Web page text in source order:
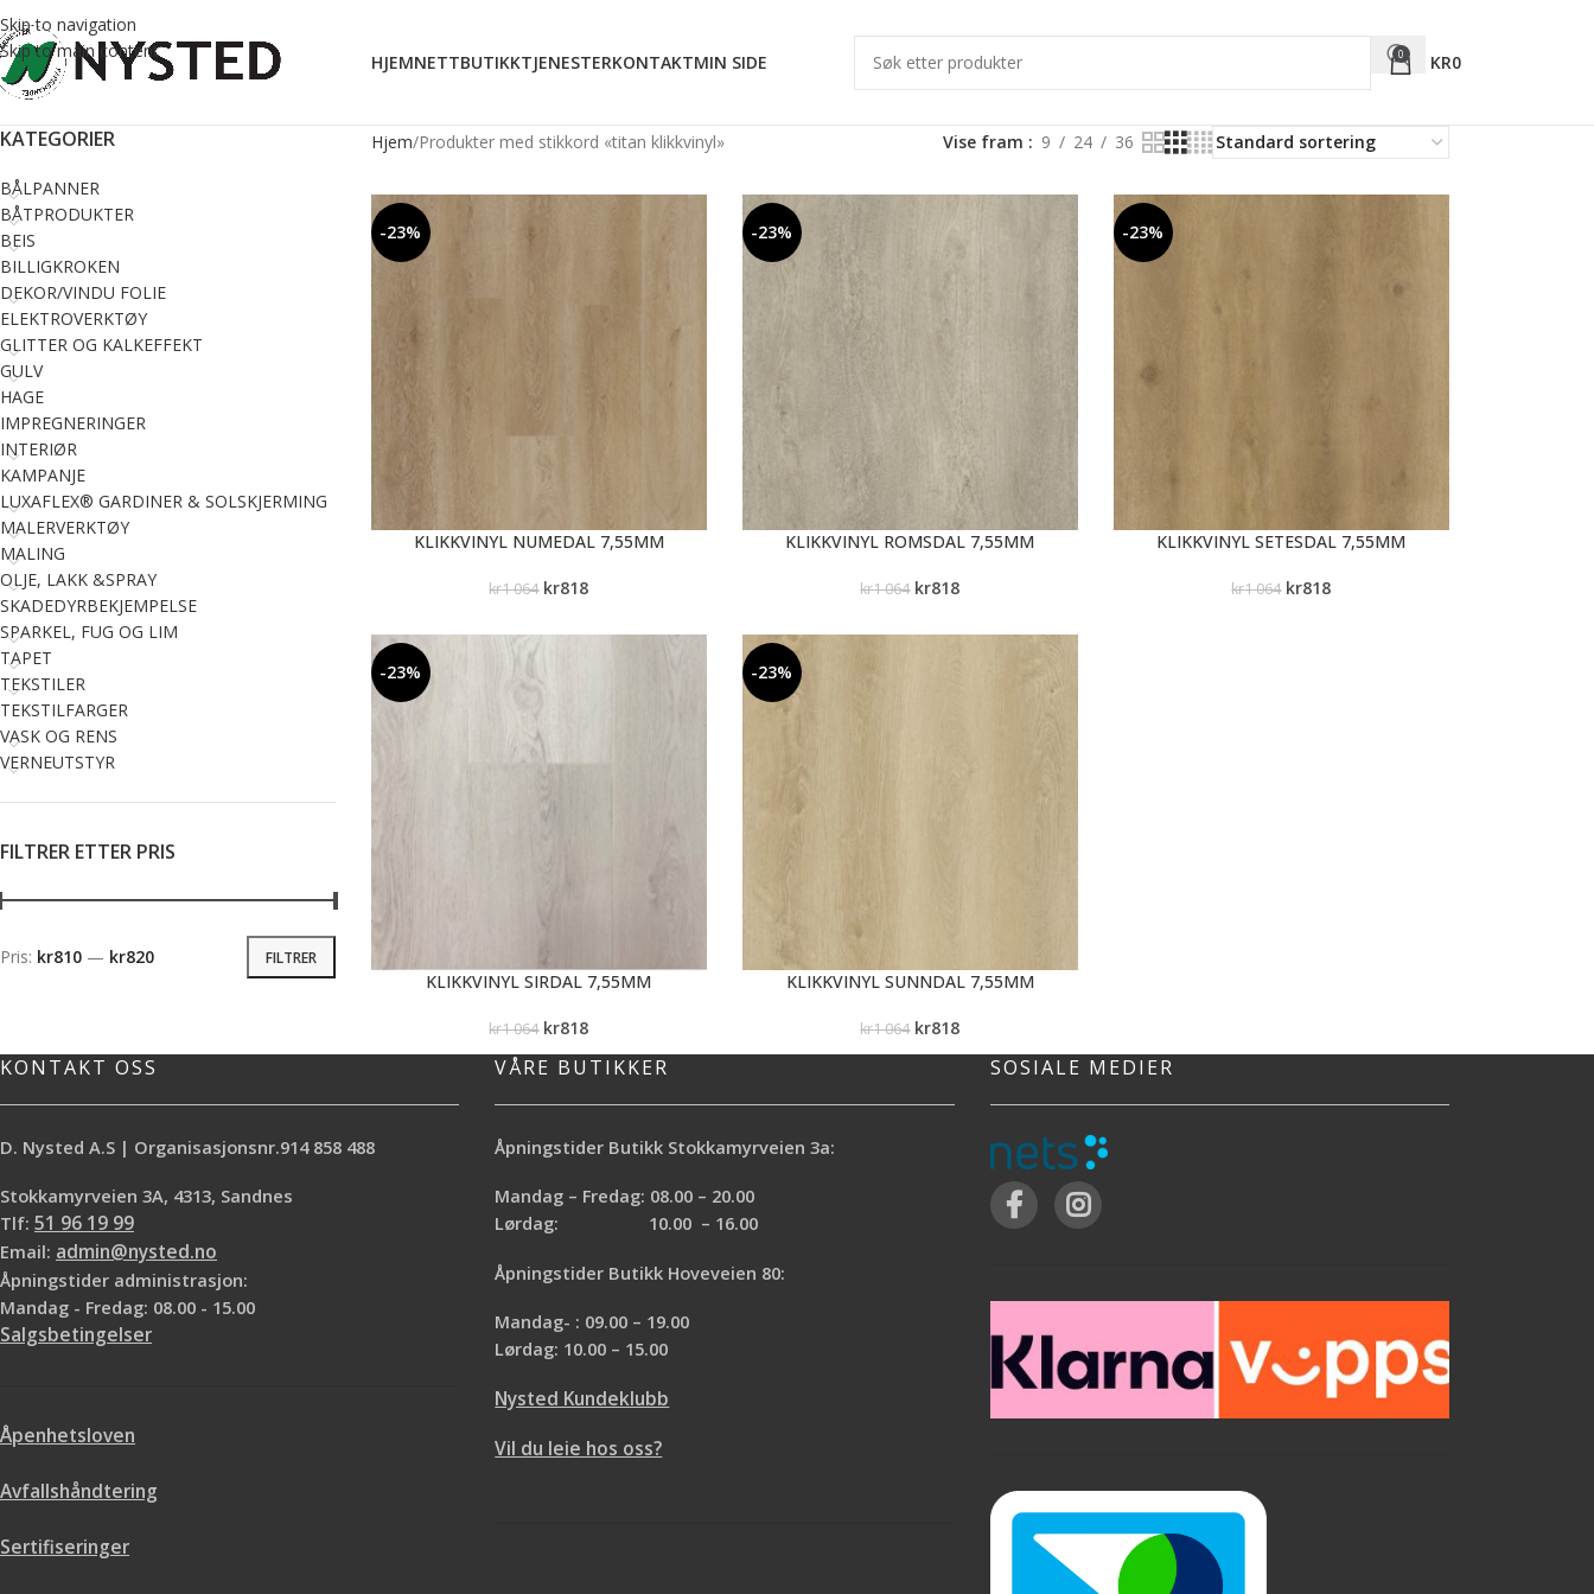
Skip to navigation
Skip to main content
HJEMNETTBUTIKKTJENESTERKONTAKTMIN SIDE 0 KR0
KATEGORIER
BÅLPANNER
BÅTPRODUKTER
BEIS
BILLIGKROKEN
DEKOR/VINDU FOLIE
ELEKTROVERKTØY
GLITTER OG KALKEFFEKT
GULV
HAGE
IMPREGNERINGER
INTERIØR
KAMPANJE
LUXAFLEX® GARDINER & SOLSKJERMING
MALERVERKTØY
MALING
OLJE, LAKK &SPRAY
SKADEDYRBEKJEMPELSE
SPARKEL, FUG OG LIM
TAPET
TEKSTILER
TEKSTILFARGER
VASK OG RENS
VERNEUTSTYR
FILTRER ETTER PRIS
FILTRER
Pris: kr810 — kr820
Hjem Produkter med stikkord «titan klikkvinyl» Vise fram 9 24 36
-23%
KLIKKVINYL NUMEDAL 7,55MM
kr1 064 kr818
-23%
KLIKKVINYL ROMSDAL 7,55MM
kr1 064 kr818
-23%
KLIKKVINYL SETESDAL 7,55MM
kr1 064 kr818
-23%
KLIKKVINYL SIRDAL 7,55MM
kr1 064 kr818
-23%
KLIKKVINYL SUNNDAL 7,55MM
kr1 064 kr818
KONTAKT OSS
D. Nysted A.S | Organisasjonsnr.914 858 488
Stokkamyrveien 3A, 4313, Sandnes
Tlf: 51 96 19 99
Email: admin@nysted.no
Åpningstider administrasjon:
Mandag - Fredag: 08.00 - 15.00
Salgsbetingelser
Åpenhetsloven
Avfallshåndtering
Sertifiseringer
VÅRE BUTIKKER
Åpningstider Butikk Stokkamyrveien 3a:
Mandag – Fredag: 08.00 – 20.00
Lørdag: 10.00 – 16.00
Åpningstider Butikk Hoveveien 80:
Mandag- : 09.00 – 19.00
Lørdag: 10.00 – 15.00
Nysted Kundeklubb
Vil du leie hos oss?
SOSIALE MEDIER